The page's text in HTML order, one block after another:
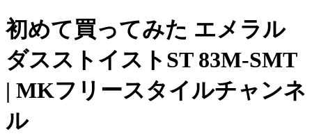
初めて買ってみた エメラル
ダスストイストST 83M-SMT
| MKフリースタイルチャンネ
ル